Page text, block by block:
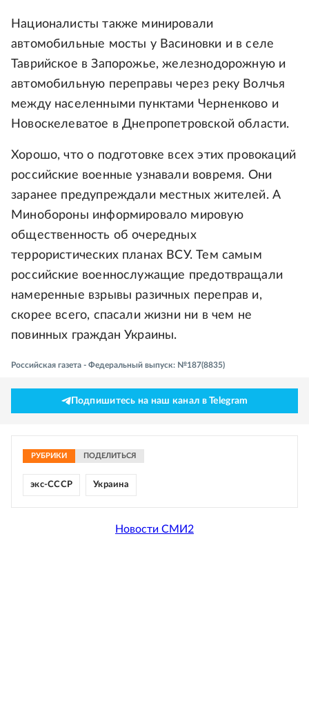
Националисты также минировали
автомобильные мосты у Васиновки и в селе
Таврийское в Запорожье, железнодорожную и
автомобильную переправы через реку Волчья
между населенными пунктами Черненково и
Новоскелеватое в Днепропетровской области.
Хорошо, что о подготовке всех этих провокаций
российские военные узнавали вовремя. Они
заранее предупреждали местных жителей. А
Минобороны информировало мировую
общественность об очередных
террористических планах ВСУ. Тем самым
российские военнослужащие предотвращали
намеренные взрывы разичных переправ и,
скорее всего, спасали жизни ни в чем не
повинных граждан Украины.
Российская газета - Федеральный выпуск: №187(8835)
Подпишитесь на наш канал в Telegram
РУБРИКИ ПОДЕЛИТЬСЯ
экс-СССР Украина
Новости СМИ2